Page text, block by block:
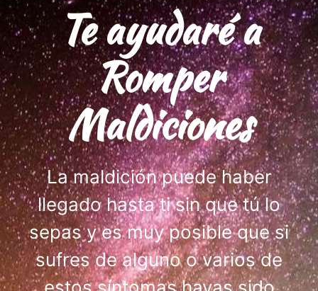
Te ayudaré a
Romper
Maldiciones
La maldición puede haber
llegado hasta ti sin que tú lo
sepas y es muy posible que si
sufres de alguno o varios de